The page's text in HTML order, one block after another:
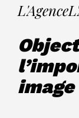
L'Agence